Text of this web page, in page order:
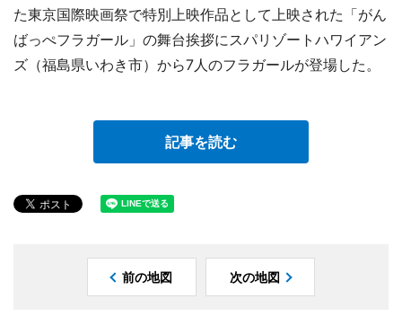
た東京国際映画祭で特別上映作品として上映された「がん
ばっぺフラガール」の舞台挨拶にスパリゾートハワイアン
ズ（福島県いわき市）から7人のフラガールが登場した。
記事を読む
前の地図 次の地図